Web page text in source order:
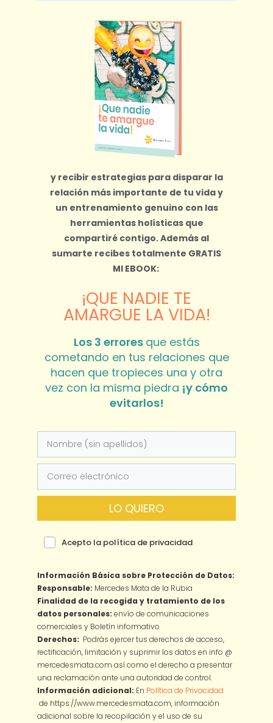
y recibir estrategias para disparar la
relación más importante de tu vida y
un entrenamiento genuino con las
herramientas holísticas que
compartiré contigo.Además al
sumarte recibes totalmente GRATIS
MI EBOOK:
¡QUE NADIE TE
AMARGUE LA VIDA!
Los 3 errores que estás
cometando en tus relaciones que
hacen que tropieces una y otra
vez con la misma piedra ¡y cómo
evitarlos!
LO QUIERO
Acepto la política de privacidad
Información Básica sobre Protección de Datos:
Responsable: Mercedes Mata de la Rubia
Finalidad de la recogida y tratamiento de los
datos personales: envío de comunicaciones
comerciales y Boletín informativo
Derechos: Podrás ejercer tus derechos de acceso,
rectificación, limitación y suprimir los datos en info @
mercedesmata.com así como el derecho a presentar
una reclamación ante una autoridad de control.
Información adicional: En Política de Privacidad
de https://www.mercedesmata.com, información
adicional sobre la recopilación y el uso de su